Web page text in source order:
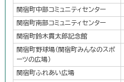
関宿町中部コミュニティセンター
関宿町南部コミュニティセンター
関宿町鈴木貫太郎記念館
関宿町野球場（関宿町みんなのスポ
ーツの広場）
関宿町ふれあい広場